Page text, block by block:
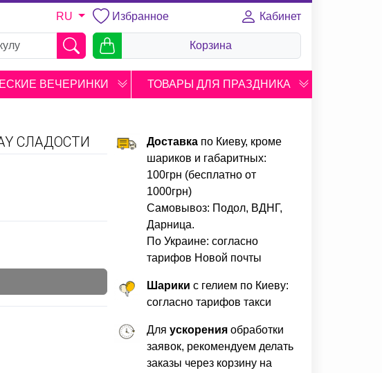
RU Избранное
Кабинет
Корзина
ВЕЧЕРИНКИ ТОВАРЫ ДЛЯ ПРАЗДНИКА
СЛАДОСТИ Доставкапо Киеву, кроме
шариков и габаритных:
100грн (бесплатно от
1000грн)
Самовывоз: Подол, ВДНГ,
Дарница.
По Украине: согласно
тарифов Новой почты
Шарики с гелием по Киеву:
согласно тарифов такси
Для ускоренияобработки
заявок, рекомендуем делать
заказы через корзину на